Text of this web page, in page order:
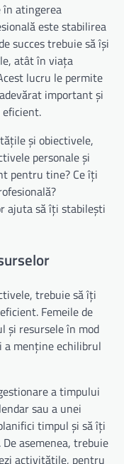
în atingerea
este stabilirea
succes trebuie să își
atât în viața
lucru le permite
important și
eficient.
și obiectivele,
personale și
pentru tine? Ce îți
ajuta să îți stabilești
trebuie să îți
Femeile de
și resursele în mod
a menține echilibrul
a timpului
sau a unei
timpul și să îți
asemenea, trebuie
activitățile, pentru